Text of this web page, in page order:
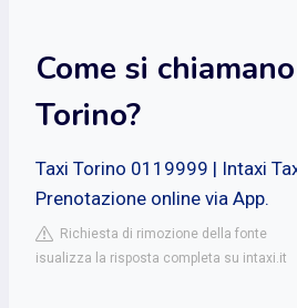
Come si
Torino?
Taxi Torino 0119999 | Intaxi
Prenotazione online via App.
Richiesta di rimozione della fonte
isualizza la risposta completa su intaxi.it